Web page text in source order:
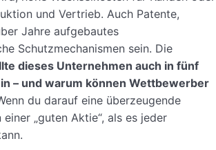
und Vertrieb. Auch Patente,
Jahre aufgebautes
Schutzmechanismen sein. Die
dieses Unternehmen auch in fünf
– und warum können Wettbewerber
du darauf eine überzeugende
„guten Aktie“, als es jeder